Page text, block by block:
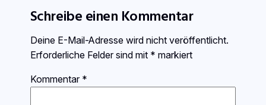
Schreibe einen Kommentar
Deine E-Mail-Adresse wird nicht veröffentlicht.
Erforderliche Felder sind mit * markiert
Kommentar *